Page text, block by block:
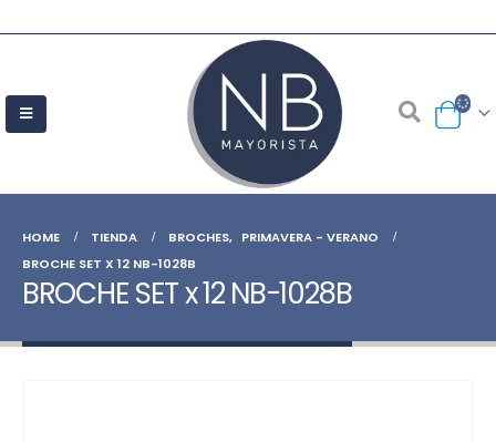
HOME TIENDA BROCHES, PRIMAVERA - VERANO
BROCHE SET X 12 NB-1028B
BROCHE SET x 12 NB-1028B